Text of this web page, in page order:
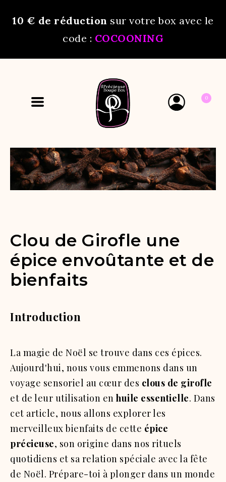
10 € de réduction sur votre box avec le
code : COCOONING
0
Clou de Girofle une
épice envoûtante et de
bienfaits
Introduction
La magie de Noël se trouve dans ces épices.
Aujourd'hui, nous vous emmenons dans un
voyage sensoriel au cœur des clous de girofle
et de leur utilisation en huile essentielle. Dans
cet article, nous allons explorer les
merveilleux bienfaits de cette épice
précieuse, son origine dans nos rituels
quotidiens et sa relation spéciale avec la fête
de Noël. Prépare-toi à plonger dans un monde